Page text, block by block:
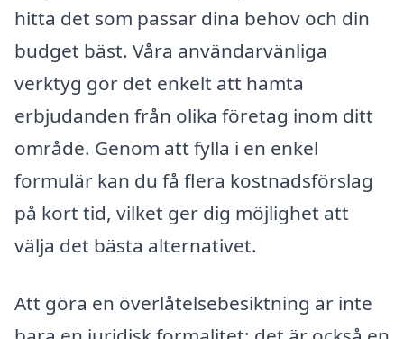
hitta det som passar dina behov och din
budget bäst. Våra användarvänliga
verktyg gör det enkelt att hämta
erbjudanden från olika företag inom ditt
område. Genom att fylla i en enkel
formulär kan du få flera kostnadsförslag
på kort tid, vilket ger dig möjlighet att
välja det bästa alternativet.
Att göra en överlåtelsebesiktning är inte